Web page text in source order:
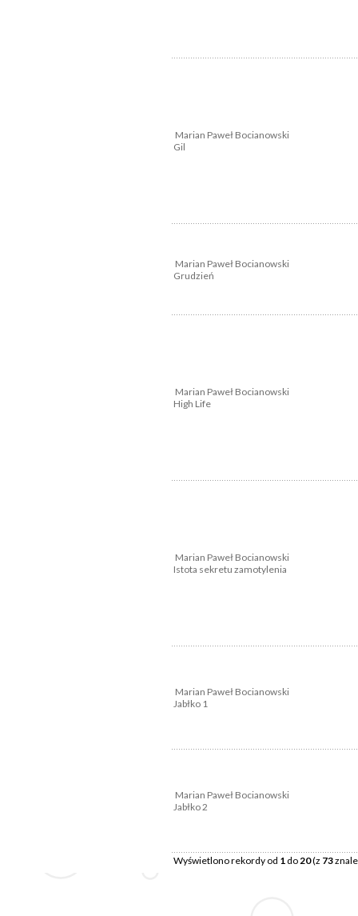
Marian Paweł Bocianowski
Gil
Marian Paweł Bocianowski
Grudzień
Marian Paweł Bocianowski
High Life
Marian Paweł Bocianowski
Istota sekretu zamotylenia
Marian Paweł Bocianowski
Jabłko 1
Marian Paweł Bocianowski
Jabłko 2
Wyświetlono rekordy od 1 do20(z 73